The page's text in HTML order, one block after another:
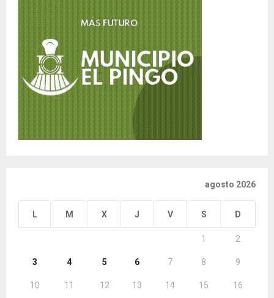
agosto 2026
L M X J V S D
1 2
3 4 5 6 7 8 9
10 11 12 13 14 15 16